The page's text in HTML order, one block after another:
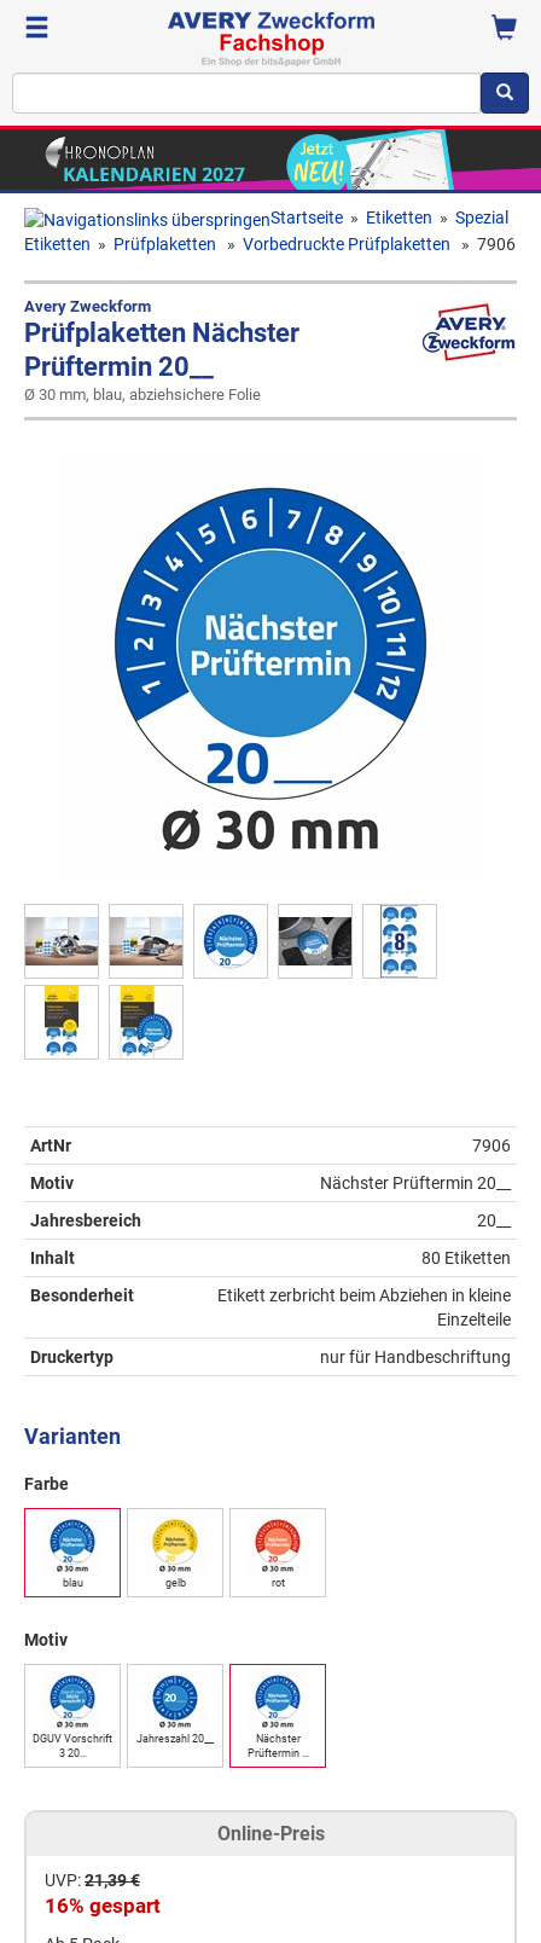
Startseite » Etiketten » Spezial
Etiketten » Prüfplaketten » Vorbedruckte Prüfplaketten » 7906
Avery Zweckform
Prüfplaketten Nächster
Prüftermin 20__
Ø 30 mm, blau, abziehsichere Folie
ArtNr
7906
Motiv
Nächster Prüftermin 20__
Jahresbereich
20__
Inhalt
80 Etiketten
Besonderheit
Etikett zerbricht beim Abziehen in kleine
Einzelteile
Druckertyp
nur für Handbeschriftung
Varianten
Farbe
blau gelb rot
Motiv
DGUV Vorschrift
3 20…
Jahreszahl 20__
Nächster
Prüftermin …
Online-Preis
UVP:21,39 €
16% gespart